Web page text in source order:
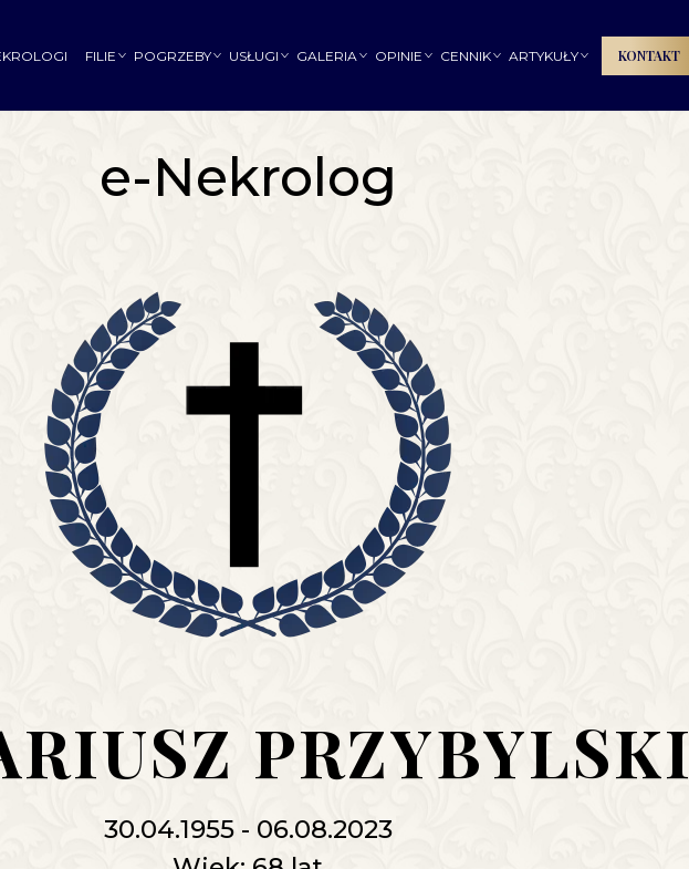
FILIE POGRZEBY USŁUGI GALERIA OPINIE CENNIK ARTYKUŁY KONTAKT
e-Nekrolog
PRZYBYLSKI
30.04.1955 - 06.08.2023